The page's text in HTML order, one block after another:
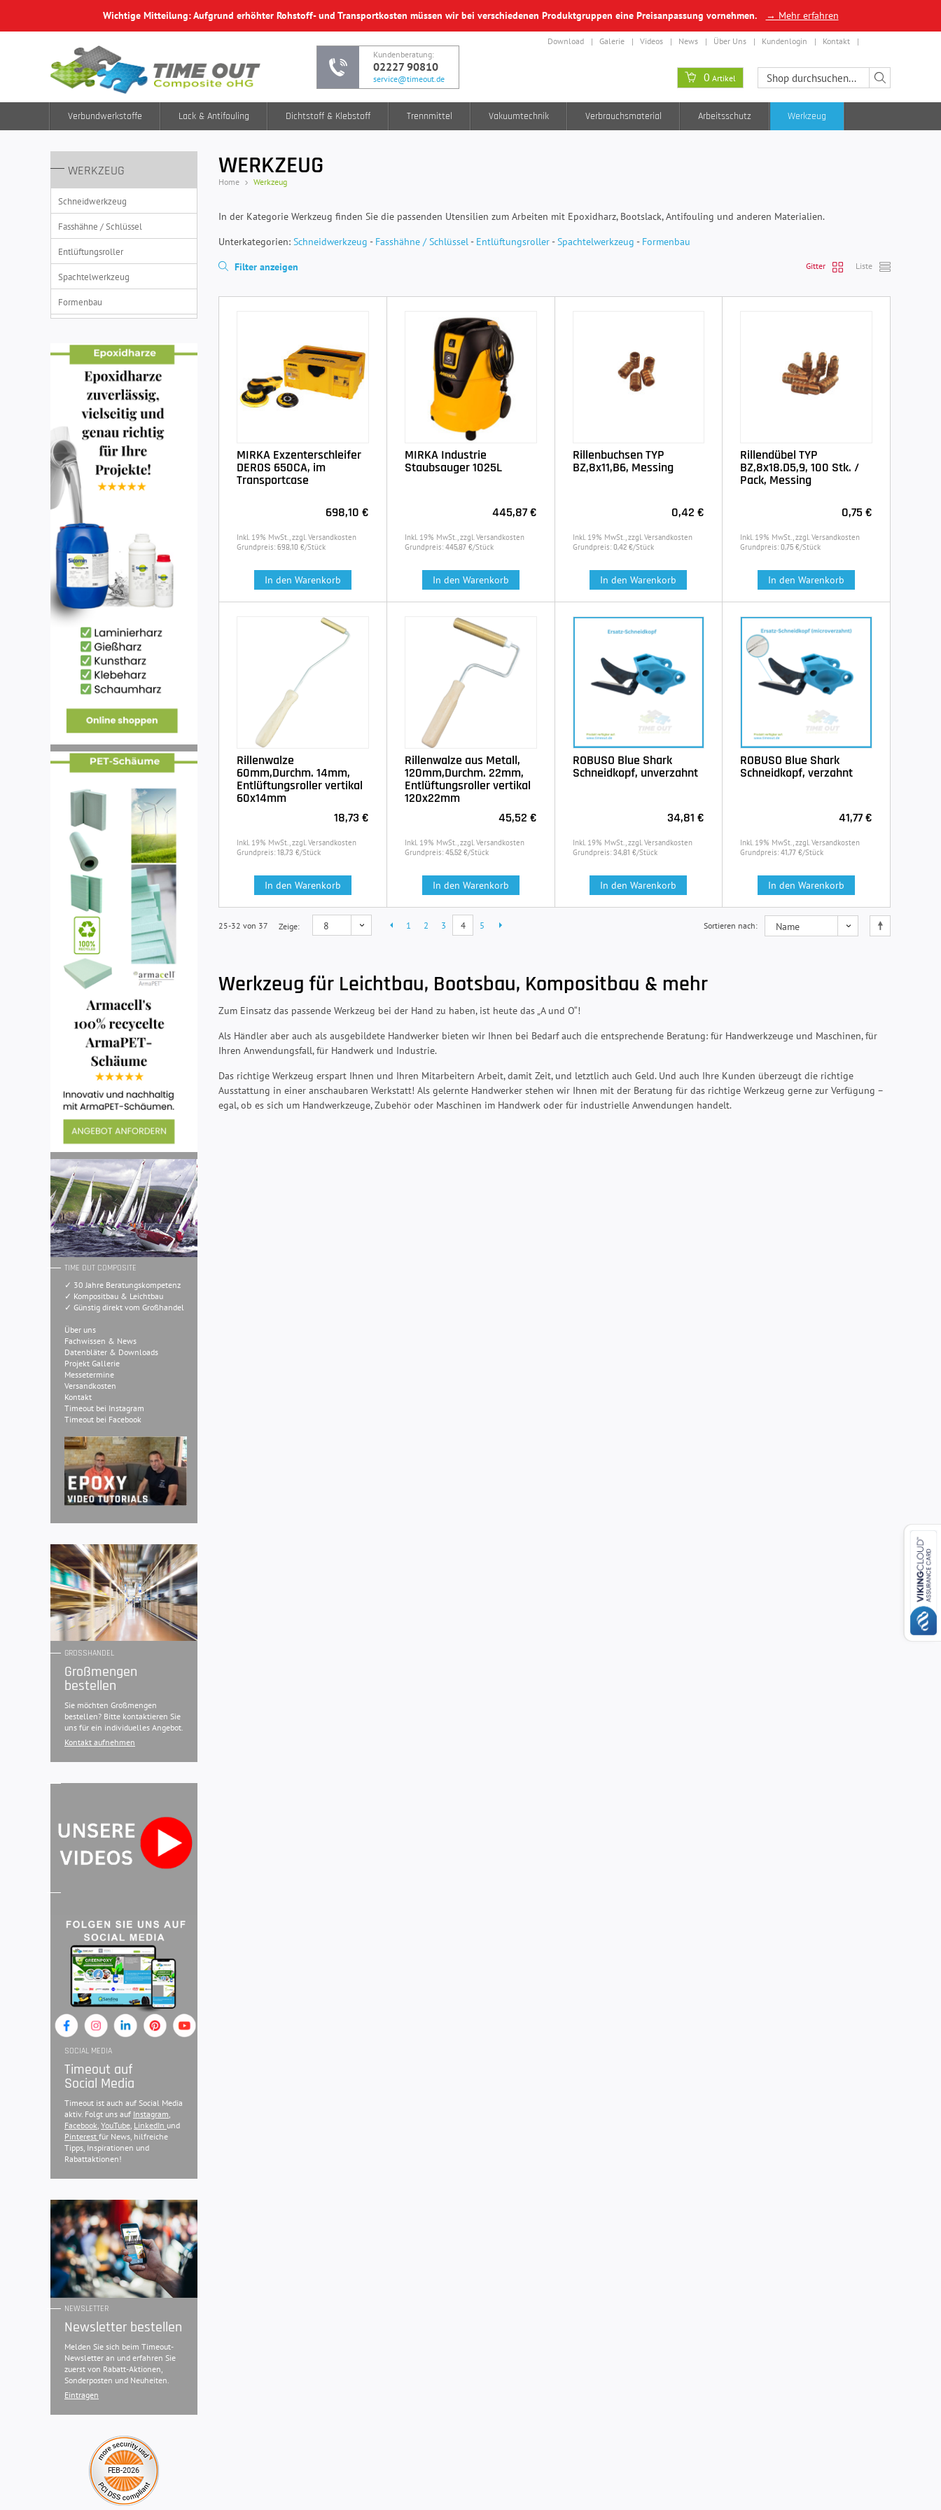
Wichtige Mitteilung: Aufgrund erhöhter Rohstoff- und Transportkosten müssen wir bei verschiedenen Produktgruppen eine Preisanpassung vornehmen. → Mehr erfahren
Kundenberatung:
02227 90810
service@timeout.de
Download Galerie Videos News Über Uns Kundenlogin Kontakt
0 Artikel
Verbundwerkstoffe Lack & Antifouling Dichtstoff & Klebstoff Trennmittel Vakuumtechnik Verbrauchsmaterial Arbeitsschutz Werkzeug
WERKZEUG
Schneidwerkzeug
Fasshähne / Schlüssel
Entlüftungsroller
Spachtelwerkzeug
Formenbau
WERKZEUG
Home Werkzeug
In der Kategorie Werkzeug finden Sie die passenden Utensilien zum Arbeiten mit Epoxidharz, Bootslack, Antifouling und anderen Materialien.
Unterkategorien: Schneidwerkzeug - Fasshähne / Schlüssel- Entlüftungsroller-Spachtelwerkzeug - Formenbau
Filter anzeigen
Gitter Liste
MIRKA Exzenterschleifer
DEROS 650CA, im
Transportcase
698,10 €
Inkl. 19% MwSt., zzgl. Versandkosten
Grundpreis: 698,10 €/Stück
In den Warenkorb
MIRKA Industrie
Staubsauger 1025L
445,87 €
Inkl. 19% MwSt., zzgl. Versandkosten
Grundpreis: 445,87 €/Stück
In den Warenkorb
Rillenbuchsen TYP
BZ,8x11,B6, Messing
0,42 €
Inkl. 19% MwSt., zzgl. Versandkosten
Grundpreis: 0,42 €/Stück
In den Warenkorb
Rillendübel TYP
BZ,8x18.D5,9, 100 Stk. /
Pack, Messing
0,75 €
Inkl. 19% MwSt., zzgl. Versandkosten
Grundpreis:0,75 €/Stück
In den Warenkorb
Rillenwalze
60mm,Durchm. 14mm,
Entlüftungsroller vertikal
60x14mm
18,73 €
Inkl. 19% MwSt., zzgl. Versandkosten
Grundpreis: 18,73 €/Stück
In den Warenkorb
Rillenwalze aus Metall,
120mm,Durchm. 22mm,
Entlüftungsroller vertikal
120x22mm
45,52 €
Inkl. 19% MwSt., zzgl. Versandkosten
Grundpreis: 45,52 €/Stück
In den Warenkorb
ROBUSO Blue Shark
Schneidkopf, unverzahnt
34,81 €
Inkl. 19% MwSt., zzgl. Versandkosten
Grundpreis: 34,81 €/Stück
In den Warenkorb
ROBUSO Blue Shark
Schneidkopf, verzahnt
41,77 €
Inkl. 19% MwSt., zzgl. Versandkosten
Grundpreis:41,77 €/Stück
In den Warenkorb
Sortieren nach
25-32 von 37 Zeige 1 2 3 4 5
Werkzeug für Leichtbau, Bootsbau, Kompositbau & mehr
Zum Einsatz das passende Werkzeug bei der Hand zu haben, ist heute das „A und O“!
Als Händler aber auch als ausgebildete Handwerker bieten wir Ihnen bei Bedarf auch die entsprechende Beratung: für Handwerkzeuge und Maschinen, für
Ihren Anwendungsfall, für Handwerk und Industrie.
Das richtige Werkzeug erspart Ihnen und Ihren Mitarbeitern Arbeit, damit Zeit, und letztlich auch Geld. Und auch Ihre Kunden überzeugt die richtige
Ausstattung in einer anschaubaren Werkstatt! Als gelernte Handwerker stehen wir Ihnen mit der Beratung für das richtige Werkzeug gerne zur Verfügung –
egal, ob es sich um Handwerkzeuge, Zubehör oder Maschinen im Handwerk oder für industrielle Anwendungen handelt.
TIME OUT COMPOSITE
✓ 30 Jahre Beratungskompetenz
✓ Kompositbau & Leichtbau
✓ Günstig direkt vom Großhandel
Über uns
Fachwissen & News
Datenbläter & Downloads
Projekt Gallerie
Messetermine
Versandkosten
Kontakt
Timeout bei Instagram
Timeout bei Facebook
GROSSHANDEL
Großmengen
bestellen
Sie möchten Großmengen
bestellen? Bitte kontaktieren Sie
uns für ein individuelles Angebot.
Kontakt aufnehmen
SOCIAL MEDIA
Timeout auf
Social Media
Timeout ist auch auf Social Media
aktiv. Folgt uns auf Instagram,
Facebook, YouTube, LinkedIn und
Pinterest für News, hilfreiche
Tipps, Inspirationen und
Rabattaktionen!
NEWSLETTER
Newsletter bestellen
Melden Sie sich beim Timeout-
Newsletter an und erfahren Sie
zuerst von Rabatt-Aktionen,
Sonderposten und Neuheiten.
Eintragen